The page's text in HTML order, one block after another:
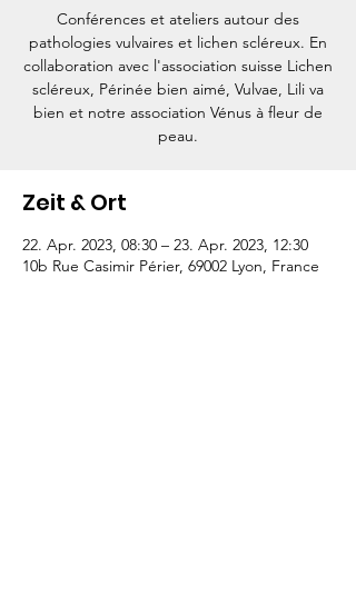
Conférences et ateliers autour des
pathologies vulvaires et lichen scléreux. En
collaboration avec l'association suisse Lichen
scléreux, Périnée bien aimé, Vulvae, Lili va
bien et notre association Vénus à fleur de
peau.
Zeit & Ort
22. Apr. 2023, 08:30 – 23. Apr. 2023, 12:30
10b Rue Casimir Périer, 69002 Lyon, France